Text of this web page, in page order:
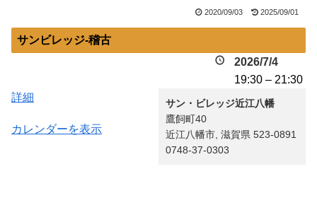
2020/09/03 2025/09/01
サンビレッジ-稽古
2026/7/4
19:30 – 21:30
サン・ビレッジ近江八幡
鷹飼町40
近江八幡市 滋賀県 523-0891
0748-37-0303
詳細
カレンダーを表示